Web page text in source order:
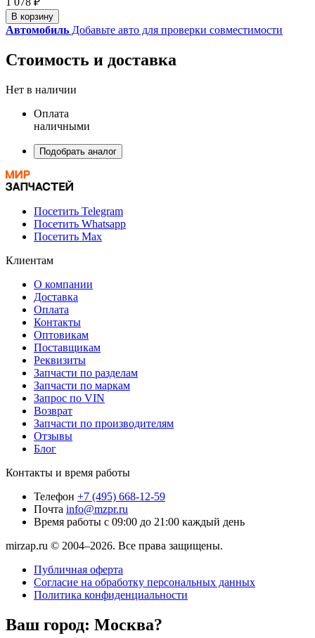
В корзину
Автомобиль Добавьте авто для проверки совместимости
Стоимость и доставка
Нет в наличии
Оплата
наличными
Подобрать аналог
Посетить Telegram
Посетить Whatsapp
Посетить Max
Клиентам
О компании
Доставка
Оплата
Контакты
Оптовикам
Поставщикам
Реквизиты
Запчасти по разделам
Запчасти по маркам
Запрос по VIN
Возврат
Запчасти по производителям
Отзывы
Блог
Контакты и время работы
Телефон +7 (495) 668-12-59
Почта info@mzpr.ru
Время работы с 09:00 до 21:00 каждый день
mirzap.ru © 2004–2026. Все права защищены.
Публичная оферта
Согласие на обработку персональных данных
Политика конфиденциальности
Ваш город: Москва?